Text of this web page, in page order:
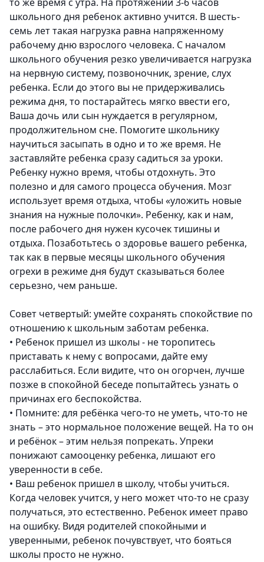
школьного дня ребенок активно учится. В шесть-
семь лет такая нагрузка равна напряженному
рабочему дню взрослого человека. С началом
школьного обучения резко увеличивается нагрузка
на нервную систему, позвоночник, зрение, слух
ребенка. Если до этого вы не придерживались
режима дня, то постарайтесь мягко ввести его,
Ваша дочь или сын нуждается в регулярном,
продолжительном сне. Помогите школьнику
научиться засыпать в одно и то же время. Не
заставляйте ребенка сразу садиться за уроки.
Ребенку нужно время, чтобы отдохнуть. Это
полезно и для самого процесса обучения. Мозг
использует время отдыха, чтобы «уложить новые
знания на нужные полочки». Ребенку, как и нам,
после рабочего дня нужен кусочек тишины и
отдыха. Позаботьтесь о здоровье вашего ребенка,
так как в первые месяцы школьного обучения
огрехи в режиме дня будут сказываться более
серьезно, чем раньше.
Совет четвертый: умейте сохранять спокойствие по
отношению к школьным заботам ребенка.
• Ребенок пришел из школы - не торопитесь
приставать к нему с вопросами, дайте ему
расслабиться. Если видите, что он огорчен, лучше
позже в спокойной беседе попытайтесь узнать о
причинах его беспокойства.
• Помните: для ребёнка чего-то не уметь, что-то не
знать – это нормальное положение вещей. На то он
и ребёнок – этим нельзя попрекать. Упреки
понижают самооценку ребенка, лишают его
уверенности в себе.
• Ваш ребенок пришел в школу, чтобы учиться.
Когда человек учится, у него может что-то не сразу
получаться, это естественно. Ребенок имеет право
на ошибку. Видя родителей спокойными и
уверенными, ребенок почувствует, что бояться
школы просто не нужно.